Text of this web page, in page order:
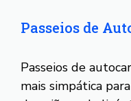
Passeios de
Passeios de
mais simpática